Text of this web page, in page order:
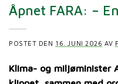
Åpnet FARA: –
POSTET DEN 16. JUNI 2026 AV
Klima- og miljøminister